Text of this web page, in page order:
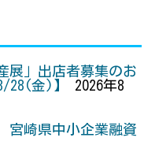
g
e
r
e
s
t
展」出店者募集のお
28(金)】
2026年8
崎県中小企業融資